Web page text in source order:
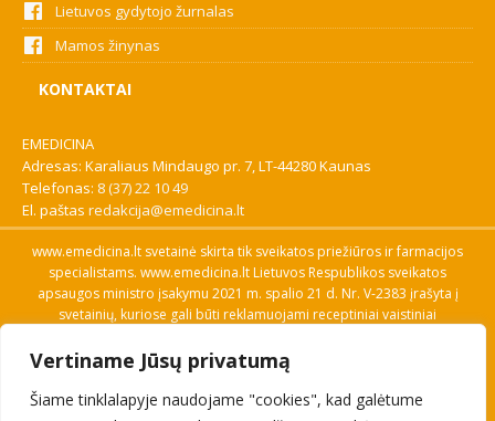
Vertiname Jūsų privatumą
Šiame tinklalapyje naudojame "cookies", kad galėtume
Lietuvos gydytojo žurnalas
Mamos žinynas
KONTAKTAI
EMEDICINA
Adresas: Karaliaus Mindaugo pr. 7, LT-44280 Kaunas
Telefonas: 8 (37) 22 10 49
El. paštas redakcija@emedicina.lt
www.emedicina.lt svetainė skirta tik sveikatos priežiūros ir farmacijos
specialistams. www.emedicina.lt Lietuvos Respublikos sveikatos
apsaugos ministro įsakymu 2021 m. spalio 21 d. Nr. V-2383 įrašyta į
svetainių, kuriose gali būti reklamuojami receptiniai vaistiniai
savo profesinę kvalifikaciją. Naudingos nuorodos: Vaistų ir medicinos
pagalbos priemonių kainų paieška, VVKT tinklalapis, Sveikatos
priežiūros ar farmacijos specialisto pranešimo apie įtariamą